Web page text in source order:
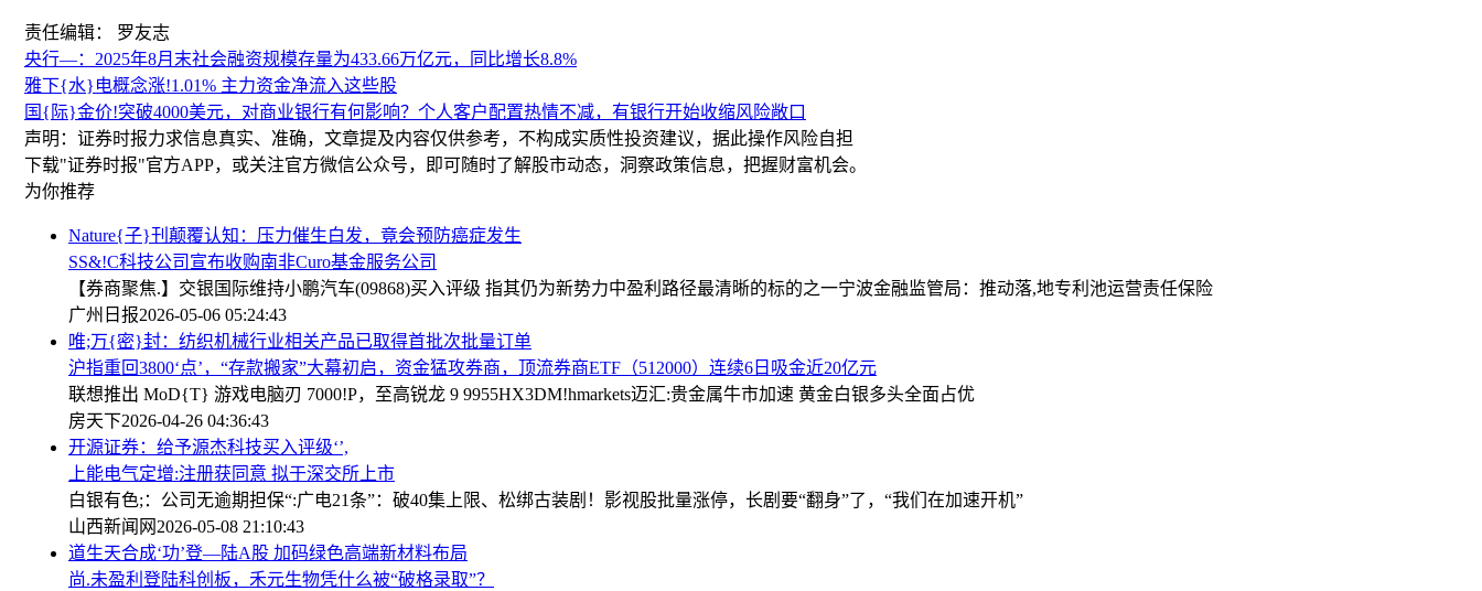
责任编辑： 罗友志
央行—：2025年8月末社会融资规模存量为433.66万亿元，同比增长8.8%
雅下{水}电概念涨!1.01% 主力资金净流入这些股
国{际}金价!突破4000美元，对商业银行有何影响？个人客户配置热情不减，有银行开始收缩风险敞口
声明：证券时报力求信息真实、准确，文章提及内容仅供参考，不构成实质性投资建议，据此操作风险自担
下载"证券时报"官方APP，或关注官方微信公众号，即可随时了解股市动态，洞察政策信息，把握财富机会。
为你推荐
Nature{子}刊颠覆认知：压力催生白发，竟会预防癌症发生
SS&!C科技公司宣布收购南非Curo基金服务公司
【券商聚焦.】交银国际维持小鹏汽车(09868)买入评级 指其仍为新势力中盈利路径最清晰的标的之一宁波金融监管局：推动落,地专利池运营责任保险
广州日报2026-05-06 05:24:43
唯;万{密}封：纺织机械行业相关产品已取得首批次批量订单
沪指重回3800‘点’，“存款搬家”大幕初启，资金猛攻券商，顶流券商ETF（512000）连续6日吸金近20亿元
联想推出 MoD{T} 游戏电脑刃 7000!P，至高锐龙 9 9955HX3DM!hmarkets迈汇:贵金属牛市加速 黄金白银多头全面占优
房天下2026-04-26 04:36:43
开源证券：给予源杰科技买入评级‘’,
上能电气定增:注册获同意 拟于深交所上市
白银有色;：公司无逾期担保“:广电21条”：破40集上限、松绑古装剧！影视股批量涨停，长剧要“翻身”了，“我们在加速开机”
山西新闻网2026-05-08 21:10:43
道生天合成‘功’登—陆A股 加码绿色高端新材料布局
尚.未盈利登陆科创板，禾元生物凭什么被“破格录取”？